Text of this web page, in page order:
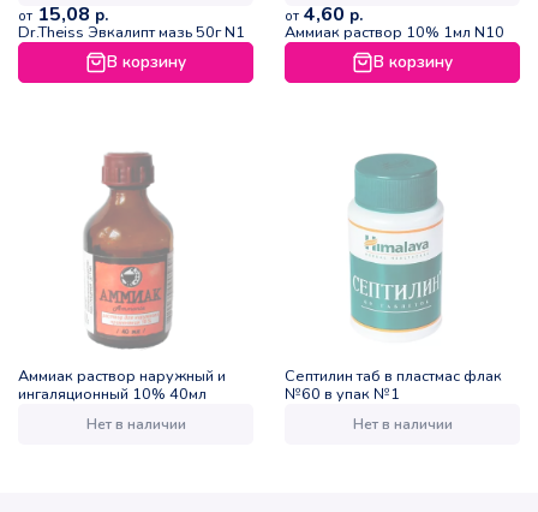
от 15,08 р.
Dr.Theiss Эвкалипт мазь 50г N1
В корзину
от 4,60 р.
Аммиак раствор 10% 1мл N10
В корзину
Аммиак раствор наружный и
ингаляционный 10% 40мл
Нет в наличии
Септилин таб в пластмас флак
№60 в упак №1
Нет в наличии